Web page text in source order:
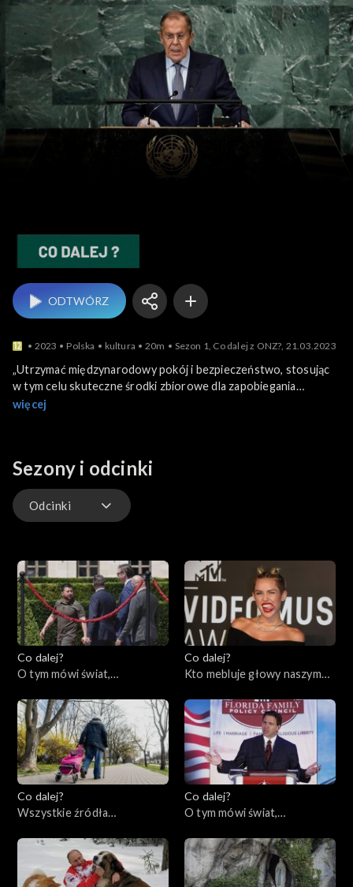
Co dalej?
ODTWÓRZ
2023 Polska kultura 20m Sezon 1, Co dalej z ONZ?, 21.03.2023
„Utrzymać międzynarodowy pokój i bezpieczeństwo, stosując
w tym celu skuteczne środki zbiorowe dla zapobiegania
zagrożeniom pokoju i ich usuwania, tłumienia wszelkich aktów
wypełnia swoje zadania? Jaka czeka ją przyszłość? Czy podzieli
los Ligi Narodów? Gośćmi programu są Jarosław Guzy (ekspert
ds. spraw międzynarodowych) i dr Bartosz Rydliński (politolog,
UKSW).
więcej
Sezony i odcinki
Odcinki
Co dalej?
O tym mówi świat,
Co dalej?
Kto mebluje głowy naszym
Co dalej?
Wszystkie źródła
Co dalej?
O tym mówi świat,